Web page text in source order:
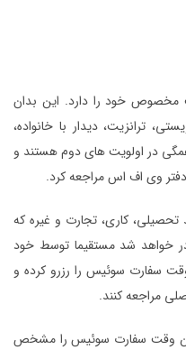
مخصوص خود را دارد. این بدان
ترانزیت، دیدار با خانواده،
در اولویت های دوم هستند و
وی اف اس مراجعه کرد.
کاری، تجارت و غیره که
خواهد شد مستقیما توسط خود
سفارت سوئیس را رزرو کرده و
مراجعه کنند.
وقت سفارت سوئیس را مشخص